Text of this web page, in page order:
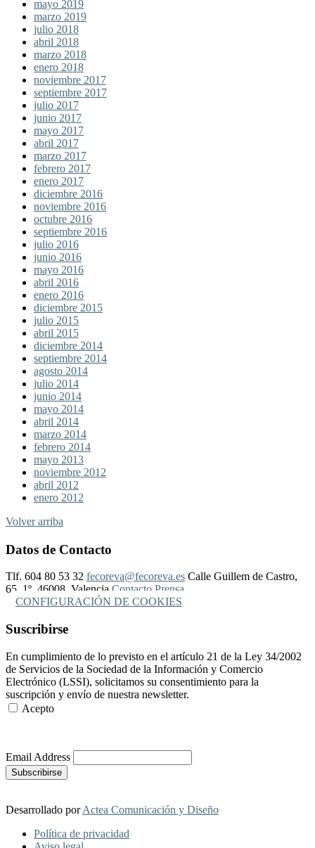
mayo 2019
marzo 2019
julio 2018
abril 2018
marzo 2018
enero 2018
noviembre 2017
septiembre 2017
julio 2017
junio 2017
mayo 2017
abril 2017
marzo 2017
febrero 2017
enero 2017
diciembre 2016
noviembre 2016
octubre 2016
septiembre 2016
julio 2016
junio 2016
mayo 2016
abril 2016
enero 2016
diciembre 2015
julio 2015
abril 2015
diciembre 2014
septiembre 2014
agosto 2014
julio 2014
junio 2014
mayo 2014
abril 2014
marzo 2014
febrero 2014
mayo 2013
noviembre 2012
abril 2012
enero 2012
Volver arriba
Datos de Contacto
Tlf. 604 80 53 32 fecoreva@fecoreva.es Calle Guillem de Castro,
65, 1º, 46008, Valencia Contacto Prensa
CONFIGURACIÓN DE COOKIES
Suscribirse
En cumplimiento de lo previsto en el artículo 21 de la Ley 34/2002
de Servicios de la Sociedad de la Información y Comercio
Electrónico (LSSI), solicitamos su consentimiento para la
suscripción y envío de nuestra newsletter.
Acepto
Email Address
Desarrollado porActea Comunicación y Diseño
Política de privacidad